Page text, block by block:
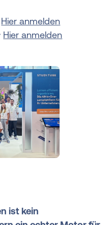
Hier anmelden
Hier anmelden
ist kein